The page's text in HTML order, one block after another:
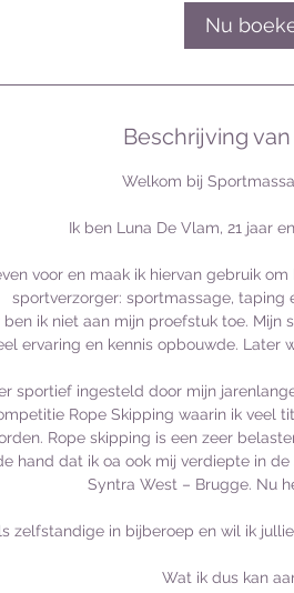
n
Nu
Beschrijving
Welkom bij
Ik ben Luna De Vlam, 21 jaar
voor en maak ik hiervan gebruik
sportverzorger: sportmassage, taping
ik niet aan mijn proefstuk toe. Mijn
ervaring en kennis opbouwde. Later
sportief ingesteld door mijn
Rope Skipping waarin ik veel
Rope skipping is een zeer
hand dat ik oa ook mij verdiepte in
Syntra West – Brugge. Nu
zelfstandige in bijberoep en wil ik
Wat ik dus kan